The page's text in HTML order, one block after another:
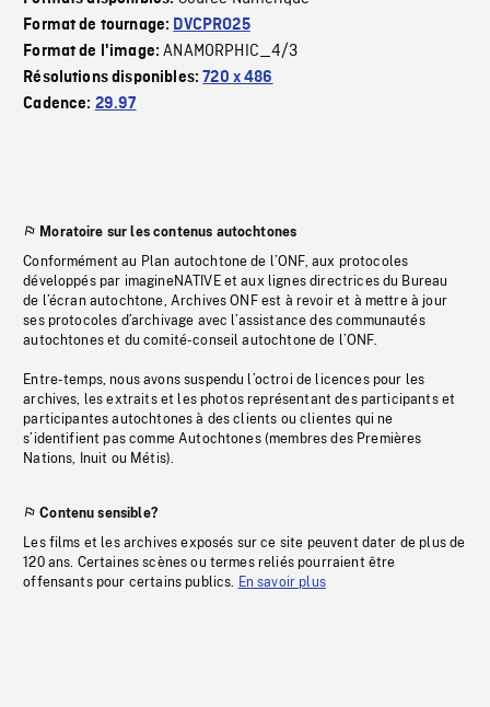
Format de tournage: DVCPRO25
Format de l'image:ANAMORPHIC_4/3
Résolutions disponibles:720 x 486
Cadence: 29.97
Moratoire sur les contenus autochtones
Conformément au Plan autochtone de l’ONF, aux protocoles
développés par imagineNATIVE et aux lignes directrices du Bureau
de l’écran autochtone, Archives ONF est à revoir et à mettre à jour
ses protocoles d’archivage avec l’assistance des communautés
autochtones et du comité-conseil autochtone de l’ONF.
Entre-temps, nous avons suspendu l’octroi de licences pour les
archives, les extraits et les photos représentant des participants et
participantes autochtones à des clients ou clientes qui ne
s’identifient pas comme Autochtones (membres des Premières
Nations, Inuit ou Métis).
Contenu sensible?
Les films et les archives exposés sur ce site peuvent dater de plus de
120 ans. Certaines scènes ou termes reliés pourraient être
offensants pour certains publics. En savoir plus